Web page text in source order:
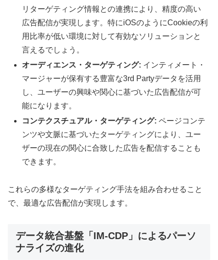
リターゲティング情報との連携により、精度の高い
広告配信が実現します。特にiOSのようにCookieの利
用比率が低い環境に対して有効なソリューションと
言えるでしょう。
オーディエンス・ターゲティング: インティメート・
マージャーが保有する豊富な3rd Partyデータを活用
し、ユーザーの興味や関心に基づいた広告配信が可
能になります。
コンテクスチュアル・ターゲティング: ページコンテ
ンツや文脈に基づいたターゲティングにより、ユー
ザーの現在の関心に合致した広告を配信することも
できます。
これらの多様なターゲティング手法を組み合わせること
で、最適な広告配信が実現します。
データ統合基盤「IM-CDP」によるパーソ
ナライズの進化